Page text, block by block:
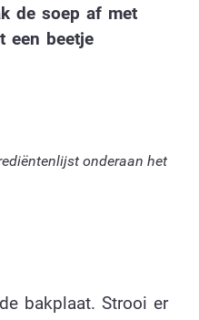
de soep af met
een beetje
onderaan het
bakplaat. Strooi er